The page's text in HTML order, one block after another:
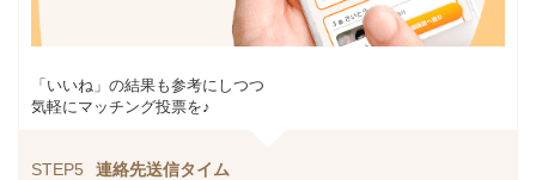
「いいね」の結果も参考にしつつ
気軽にマッチング投票を♪
STEP5 連絡先送信タイム